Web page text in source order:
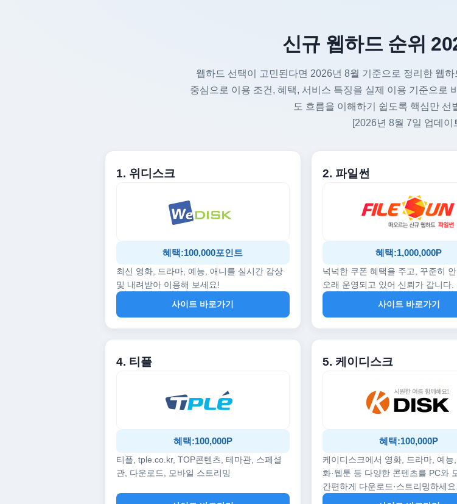
신규 웹하드 순위
웹하드 선택이 고민된다면 2026년 8월 기준으로 정리한 웹
중심으로 이용 조건, 혜택, 서비스 특징을 실제 이용 기준으로
도 흐름을 이해하기 쉽도록 핵심만 선
[2026년 8월 7일 업데이
1. 위디스크
혜택:100,000포인트
최신 영화, 드라마, 예능, 애니를 실시간 감상
및 내려받아 이용해 보세요!
사이트 바로가기
2. 파일썬
혜택:1,000,000P
넉넉한 쿠폰 혜택을 주고, 꾸준히
오래 운영되고 있어 신뢰가 갑니다.
사이트 바로가기
4. 티플
혜택:100,000P
티플, tple.co.kr, TOP콘텐츠, 테마관, 스페셜
관, 다운로드, 모바일 스트리밍
5. 케이디스크
혜택:100,000P
케이디스크에서 영화, 드라마, 예능
화·웹툰 등 다양한 콘텐츠를 PC와
간편하게 다운로드·스트리밍하세요.